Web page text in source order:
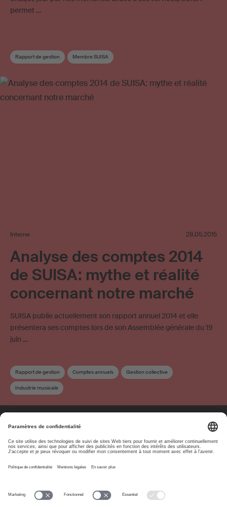
permet …
Rapport de gestion Membre SUISA
Interne 28.05.2015
Analyse des comptes 2014
de SUISA: mythe et réalité
concernant notre marché
SUISA publie actuellement son rapport annuel 2014 et elle
présentera ses comptes lors de son Assemblée générale du 19
juin …
Rapport de gestion Comptes annuels Gestion collective
Industrie musicale
www.suisa.ch
responsabilité